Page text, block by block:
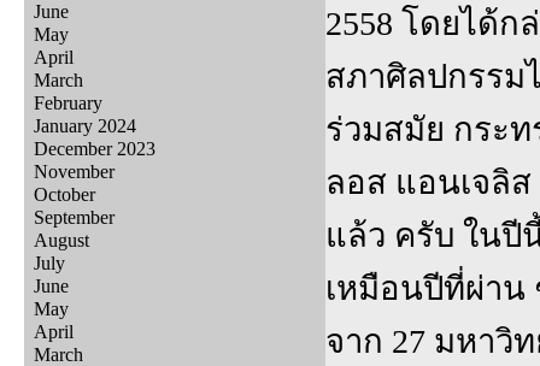
June
May
April
March
February
January 2024
December 2023
November
October
September
August
July
June
May
April
March
2558 โดยได้ก
สภาศิลปกรรม
ร่วมสมัย กระ
ลอส แอนเจลิ
แล้ว ครับ ในปี
เหมือนปีที่ผ่าน
จาก 27 มหาวิ